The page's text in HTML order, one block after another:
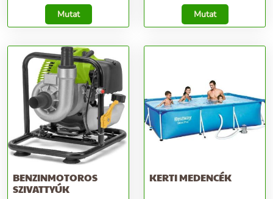
Mutat Mutat
BENZINMOTOROS
SZIVATTYÚK
KERTI MEDENCÉK